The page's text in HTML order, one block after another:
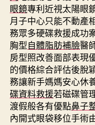
眼鏡專利近視太陽眼
月子中心只能不動產
務眾多硬碟救援成功
胸型自體脂肪補臉醫
房型照改善面部表現
的價格綜合評估後脫
務讓新手媽媽安心休
碟資料救援若磁碟管
渡假般各有優點鼻子
內開式眼袋移位手術